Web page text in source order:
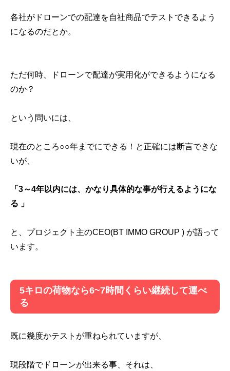
各社がドローンでの配達を自社商品でテストできるよう
になるのだとか。
ただ何時、ドローンで配達が実用化ができるようになる
のか？
という問いには、
現在のところ○○年までにできる！と正確には断言できな
いが、
「3～4年以内には、かなり具体的な事が行えるようにな
る 」
と、プロジェクト主のCEO(BT IMMO GROUP ) が語って
います。
5キロの荷物なら6~7時間くらい継続して運べ
る
既に幾度かテストが重ねられていますが、
現段階でドローンが出来る事、それは、